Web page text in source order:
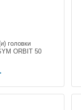
головки
ORBIT 50